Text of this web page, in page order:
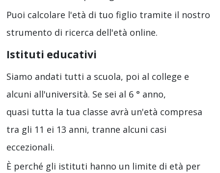
Puoi calcolare l'età di tuo figlio tramite il nostro
strumento di ricerca dell'età online.
Istituti educativi
Siamo andati tutti a scuola, poi al college e
alcuni all'università. Se sei al 6 ° anno,
quasi tutta la tua classe avrà un'età compresa
tra gli 11 ei 13 anni, tranne alcuni casi
eccezionali.
È perché gli istituti hanno un limite di età per